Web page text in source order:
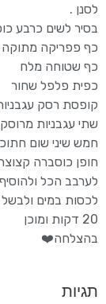
לסנן .
בסיר לשים כרבע
כף פפריקה מתוקה
כף שטוחה מלח
כפית פלפל שחור
קופסת רסק
שתי עגבניות
חמש שיני שום
חופן כוסברה
לערבב הכל
לכסות במים
20 דקות ומוכן
בהצלחה❤️
תגיות